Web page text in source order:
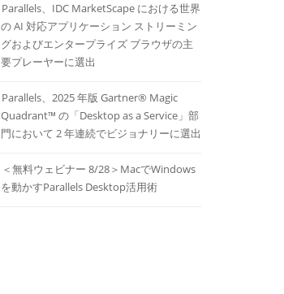
Parallels、IDC MarketScape における世界
の AI 対応アプリケーション ストリーミン
グおよびエンタープライズ ブラウザの主
要プレーヤーに選出
Parallels、2025 年版 Gartner® Magic
Quadrant™ の「Desktop as a Service」部
門において 2 年連続でビジョナリーに選出
＜無料ウェビナー 8/28＞MacでWindows
を動かすParallels Desktop活用術